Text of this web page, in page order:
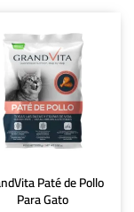
Paté de Pollo
Para Gato